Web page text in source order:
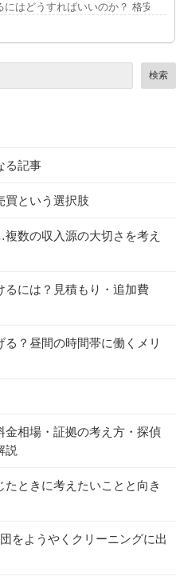
はどうすればいいのか？ 格安な
検索
る記事
買という選択肢
数の収入源の大切さを考え
るには？見積もり・追加費
？昼間の時間帯に働くメリ
相場・証拠の考え方・探偵
説
ときに考えたいことと向き
をようやくクリーニングに出